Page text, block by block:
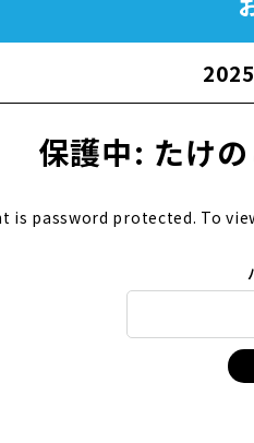
保護中: たけの
is password protected. To